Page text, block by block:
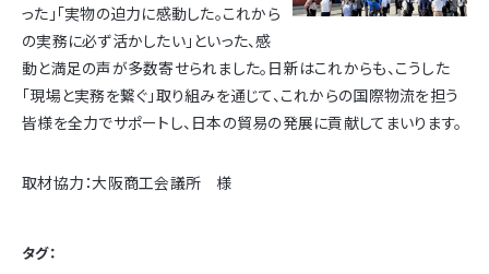
った」「実物の迫力に感動した。これから
の実務に必ず活かしたい」といった、感
動と満足の声が多数寄せられました。日新はこれからも、こうした
「現場と実務を繋ぐ」取り組みを通じて、これからの国際物流を担う
皆様を全力でサポートし、日本の貿易の発展に貢献してまいります。
取材協力：大阪商工会議所 様
タグ：